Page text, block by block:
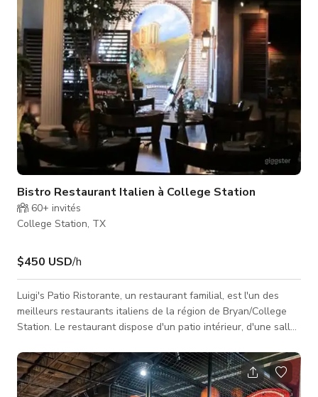
Bistro Restaurant Italien à College Station
60+ invités
College Station, TX
$450 USD/h
Luigi's Patio Ristorante, un restaurant familial, est l'un des
meilleurs restaurants italiens de la région de Bryan/College
Station. Le restaurant dispose d'un patio intérieur, d'une salle
vous transportera en Italie. Avec de la musique live chaque
soir, une sélection de vins et de cocktails, un service amical
mais soigné, et des recettes délicieuses faites maison, c'est un